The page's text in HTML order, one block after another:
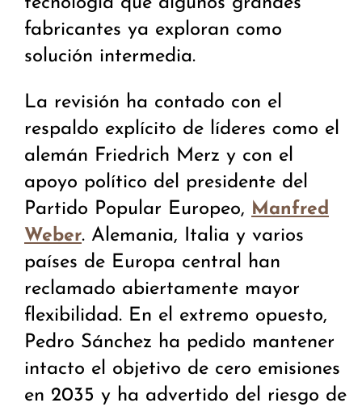
fabricantes ya exploran como
solución intermedia.
La revisión ha contado con el
respaldo explícito de líderes como el
alemán Friedrich Merz y con el
apoyo político del presidente del
Partido Popular Europeo, Manfred
Weber. Alemania, Italia y varios
países de Europa central han
reclamado abiertamente mayor
flexibilidad. En el extremo opuesto,
Pedro Sánchez ha pedido mantener
intacto el objetivo de cero emisiones
en 2035 y ha advertido del riesgo de